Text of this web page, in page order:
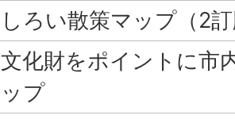
しろい散策マップ（2
文化財をポイントに市
ップ